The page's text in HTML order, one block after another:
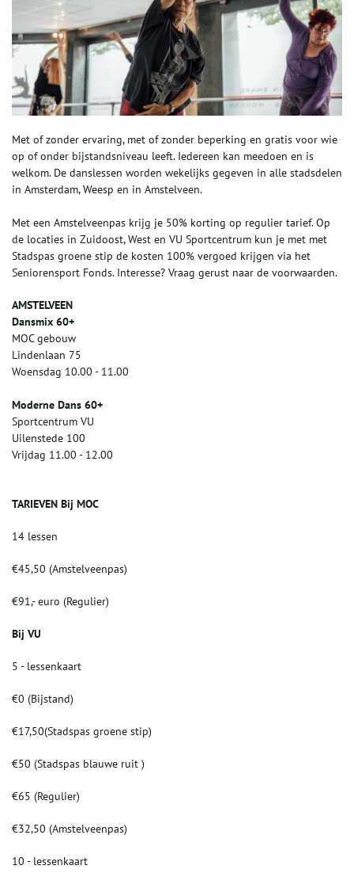
Met of zonder ervaring, met of zonder beperking en gratis voor wie
op of onder bijstandsniveau leeft. Iedereen kan meedoen en is
welkom. De danslessen worden wekelijks gegeven in alle stadsdelen
in Amsterdam, Weesp en in Amstelveen.
Met een Amstelveenpas krijg je 50% korting op regulier tarief. Op
de locaties in Zuidoost, West en VU Sportcentrum kun je met met
Stadspas groene stip de kosten 100% vergoed krijgen via het
Seniorensport Fonds. Interesse? Vraag gerust naar de voorwaarden.
AMSTELVEEN
Dansmix 60+
MOC gebouw
Lindenlaan 75
Woensdag 10.00 - 11.00
Moderne Dans 60+
Sportcentrum VU
Uilenstede 100
Vrijdag 11.00 - 12.00
TARIEVEN Bij MOC
14 lessen
€45,50 (Amstelveenpas)
€91,- euro (Regulier)
Bij VU
5 - lessenkaart
€0 (Bijstand)
€17,50(Stadspas groene stip)
€50 (Stadspas blauwe ruit )
€65 (Regulier)
€32,50 (Amstelveenpas)
10 - lessenkaart